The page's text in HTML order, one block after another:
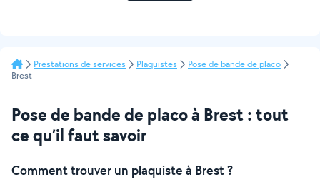
Prestations de services Plaquistes
Pose de bande de placo
Brest
Pose de bande de placo à Brest : tout
ce qu’il faut savoir
Comment trouver un plaquiste à Brest ?